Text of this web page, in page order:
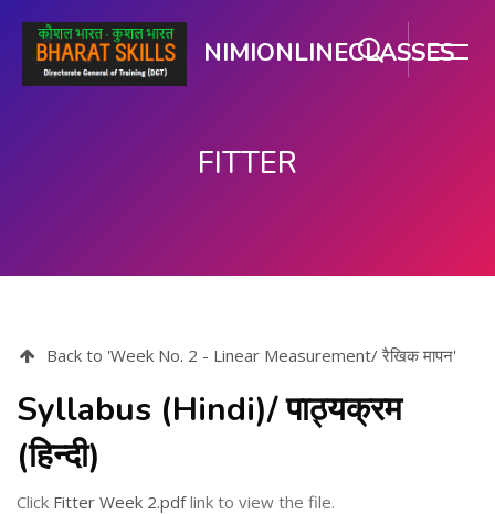
NIMIONLINECLASSES
FITTER
Back to 'Week No. 2 - Linear Measurement/ रैखिक मापन'
Syllabus (Hindi)/ पाठ्यक्रम
(हिन्दी)
Click Fitter Week 2.pdflink to view the file.